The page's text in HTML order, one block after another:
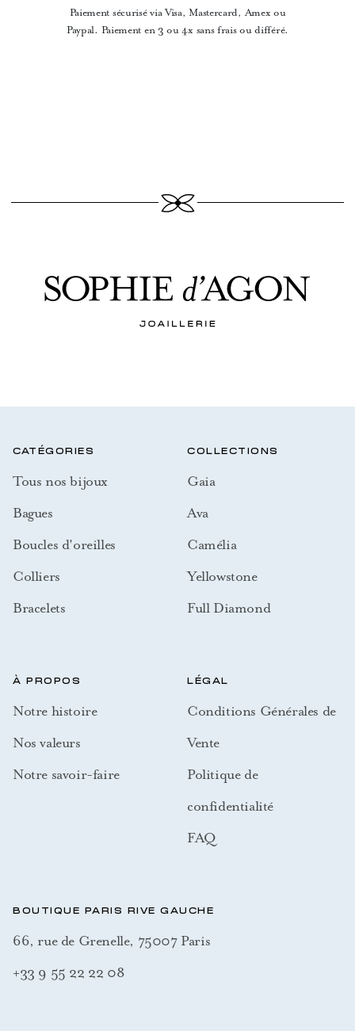
Paiement sécurisé via Visa, Mastercard, Amex ou
Paypal. Paiement en 3 ou 4x sans frais ou différé.
CATÉGORIES
Tous nos bijoux
Bagues
Boucles d'oreilles
Colliers
Bracelets
COLLECTIONS
Gaia
Ava
Camélia
Yellowstone
Full Diamond
À PROPOS
Notre histoire
Nos valeurs
Notre savoir-faire
LÉGAL
Conditions Générales de
Vente
Politique de
confidentialité
FAQ
BOUTIQUE PARIS RIVE GAUCHE
66, rue de Grenelle, 75007 Paris
+33 9 55 22 22 08